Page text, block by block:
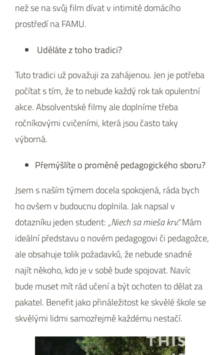
než se na svůj film dívat v intimitě domácího
prostředí na FAMU.
Uděláte z toho tradici?
Tuto tradici už považuji za zahájenou. Jen je potřeba
počítat s tím, že to nebude každý rok tak opulentní
akce. Absolventské filmy ale doplníme třeba
ročníkovými cvičeními, která jsou často taky
výborná.
Přemýšlíte o proměně pedagogického sboru?
Jsem s naším týmem docela spokojená, ráda bych
ho ovšem v budoucnu doplnila. Jak napsal v
dotazníku jeden student:„Niech sa mieša krv.“Mám
ideální představu o novém pedagogovi či pedagožce,
ale obsahuje tolik požadavků, že nebude snadné
najít někoho, kdo je v sobě bude spojovat. Navíc
bude muset mít rád učení a být ochoten to dělat za
pakatel. Benefit jako přináležitost ke skvělé škole se
skvělými lidmi samozřejmě každému nestačí.